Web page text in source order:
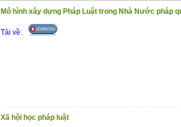
Mô hình xây dựng Pháp Luật trong Nhà Nước pháp
Tải về:
Xã hội học pháp luật